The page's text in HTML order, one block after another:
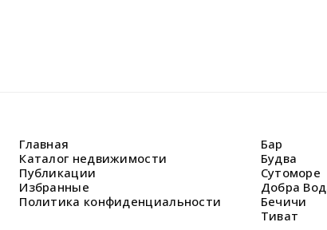
Главная
Каталог недвижимости
Публикации
Избранные
Политика конфиденциальности
Бар
Будва
Сутоморе
Добра
Бечичи
Тиват